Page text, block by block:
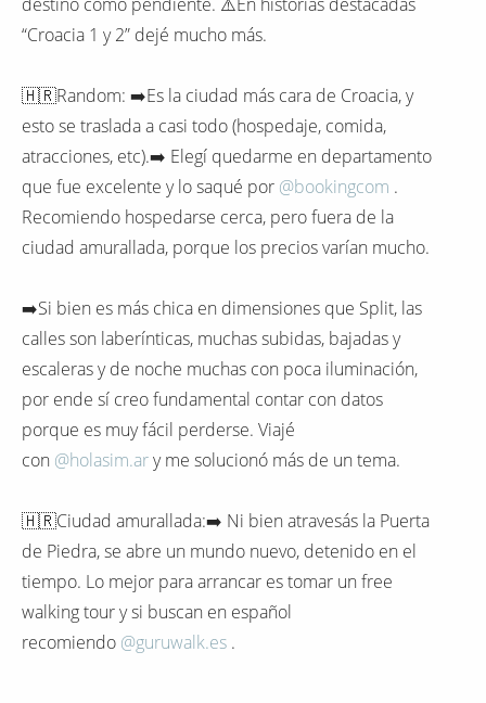
“Croacia 1 y 2” dejé mucho más.
🇭🇷Random: ➡️Es la ciudad más cara de Croacia, y
esto se traslada a casi todo (hospedaje, comida,
atracciones, etc).➡️ Elegí quedarme en departamento
que fue excelente y lo saqué por @bookingcom .
Recomiendo hospedarse cerca, pero fuera de la
ciudad amurallada, porque los precios varían mucho.
➡️Si bien es más chica en dimensiones que Split, las
calles son laberínticas, muchas subidas, bajadas y
escaleras y de noche muchas con poca iluminación,
por ende sí creo fundamental contar con datos
porque es muy fácil perderse. Viajé
con @holasim.ary me solucionó más de un tema.
🇭🇷Ciudad amurallada:➡️ Ni bien atravesás la Puerta
de Piedra, se abre un mundo nuevo, detenido en el
tiempo. Lo mejor para arrancar es tomar un free
walking tour y si buscan en español
recomiendo @guruwalk.es .